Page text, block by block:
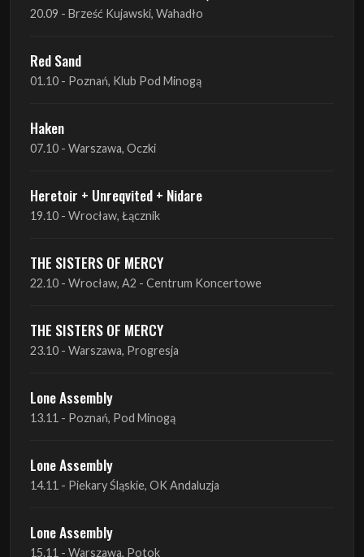
Haken
Heretoir + Unreqvited + Nidare
THE SISTERS OF MERCY
22.10 - Wrocław, A2 - Centrum Koncertowe
THE SISTERS OF MERCY
Lone Assembly
Lone Assembly
14.11 - Piekary Śląskie, OK Andaluzja
Lone Assembly
15.11 - Warszawa, Potok